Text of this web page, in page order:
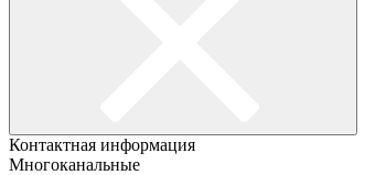
Контактная информация
Многоканальные